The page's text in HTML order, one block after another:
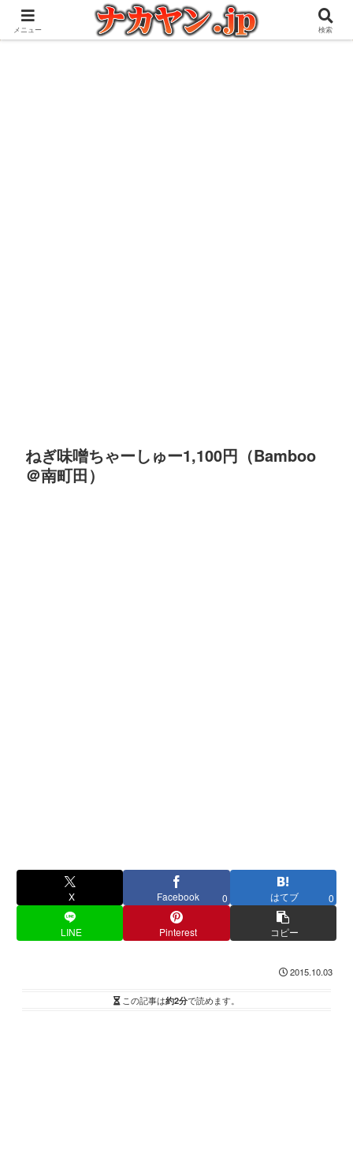
アウトドアとガジェット好きな管理人の愉快な日々を綴るブログ
ねぎ味噌ちゃーしゅー1,100円（Bamboo
＠南町田）
X Facebook 0 はてブ 0
LINE Pinterest コピー
2015.10.03
この記事は約2分で読めます。
メニュー 検索